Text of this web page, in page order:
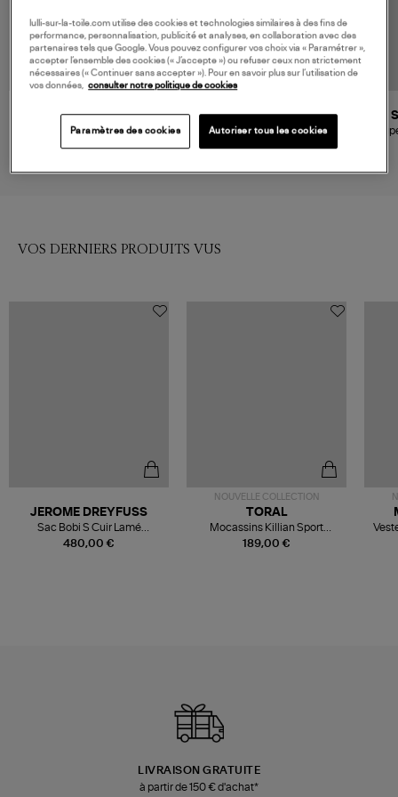
85,00 €
ADIDAS
Jupe Denim Skirt Medium
79,00 €
AOKYANOS
Jupe Hamilton Léopard,
VOS DERNIERS PRODUITS VUS
480,00 €
JEROME DREYFUSS
Sac Bobi S Cuir Lamé
Champagne
NOUVELLE COLLECTION
189,00 €
TORAL
Mocassins Killian Sport
Mousse
LIVRAISON GRATUITE
à partir de 150 € d'achat*
lulli-sur-la-toile.com utilise des cookies et technologies similaires à des fins de
performance, personnalisation, publicité et analyses, en collaboration avec des
partenaires tels que Google. Vous pouvez configurer vos choix via « Paramétrer »,
accepter l’ensemble des cookies (« J’accepte ») ou refuser ceux non strictement
nécessaires (« Continuer sans accepter »). Pour en savoir plus sur l’utilisation de
vos données,
consulter notre politique de cookies
Paramètres des cookies Autoriser tous les cookies